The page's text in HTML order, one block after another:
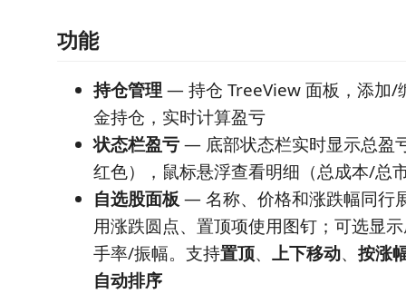
功能
持仓管理 — 持仓 TreeView 面板，添加/
金持仓，实时计算盈亏
状态栏盈亏— 底部状态栏实时显示总盈
红色），鼠标悬浮查看明细（总成本/总
自选股面板— 名称、价格和涨跌幅同行
用涨跌圆点、置顶项使用图钉；可选显
手率/振幅。支持置顶、 上下移动、 按涨
自动排序